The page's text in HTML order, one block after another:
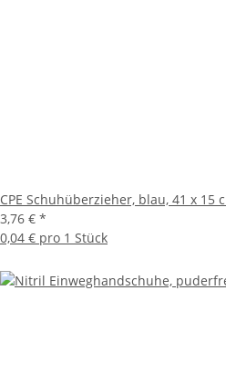
CPE Schuhüberzieher, blau, 41 x 15
3,76 € *
0,04 € pro 1 Stück